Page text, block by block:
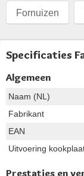
Fornuizen
Specificaties
Algemeen
Naam (NL)
Fabrikant
EAN
Uitvoering
Prestaties en